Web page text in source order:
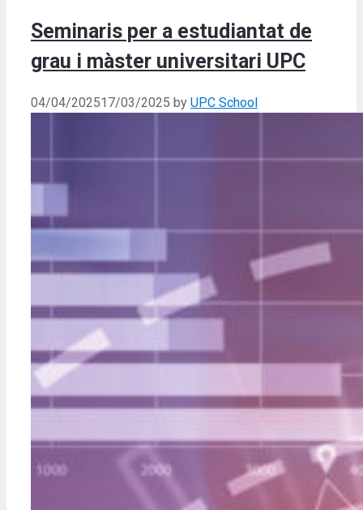
Seminaris per a estudiantat de
grau i màster universitari UPC
04/04/202517/03/2025 by UPC School